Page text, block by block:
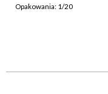
Opakowania: 1/20